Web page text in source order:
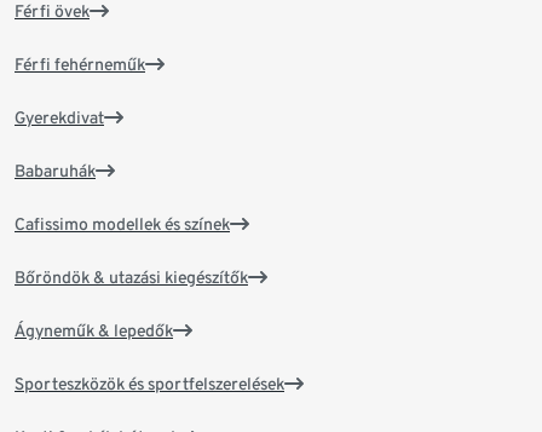
Férfi övek
Férfi fehérneműk
Gyerekdivat
Babaruhák
Cafissimo modellek és színek
Bőröndök & utazási kiegészítők
Ágyneműk & lepedők
Sporteszközök és sportfelszerelések